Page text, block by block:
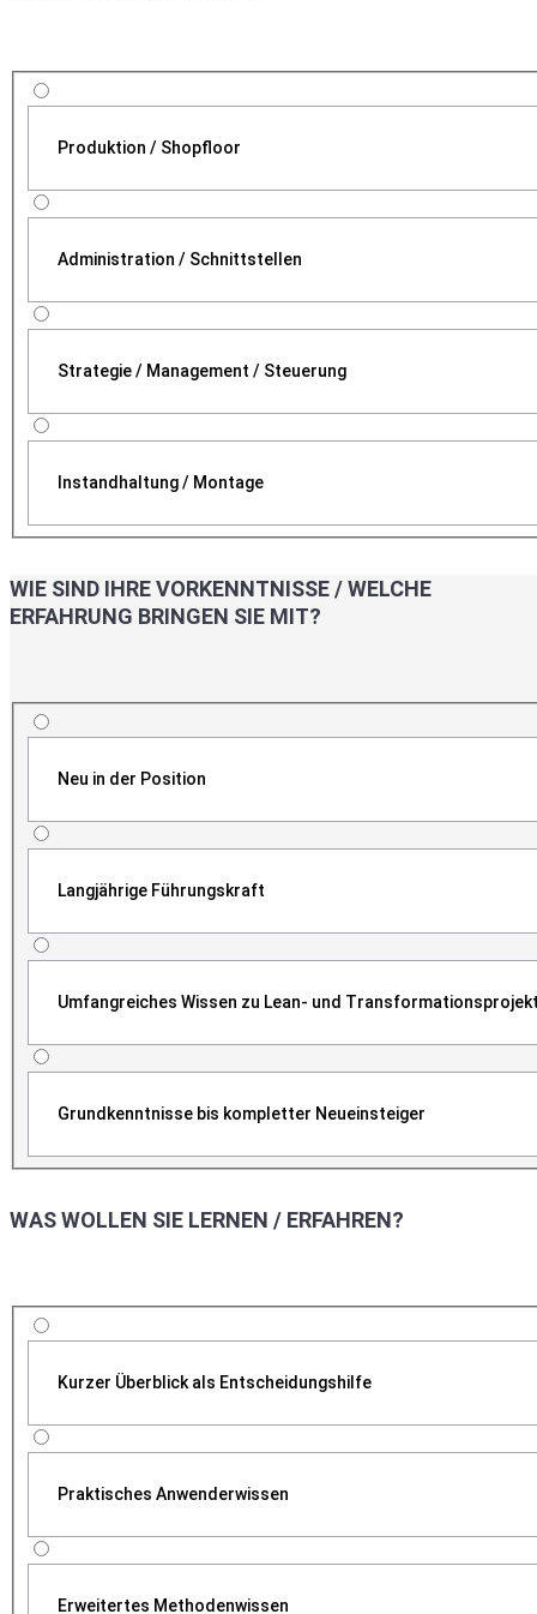
Produktion / Shopfloor
Administration / Schnittstellen
Strategie / Management / Steuerung
Instandhaltung / Montage
WIE SIND IHRE VORKENNTNISSE / WELCHE
ERFAHRUNG BRINGEN SIE MIT?
Neu in der Position
Langjährige Führungskraft
Umfangreiches Wissen zu Lean- und
Grundkenntnisse bis kompletter Neueinsteiger
WAS WOLLEN SIE LERNEN / ERFAHREN?
Kurzer Überblick als Entscheidungshilfe
Praktisches Anwenderwissen
Erweitertes Methodenwissen